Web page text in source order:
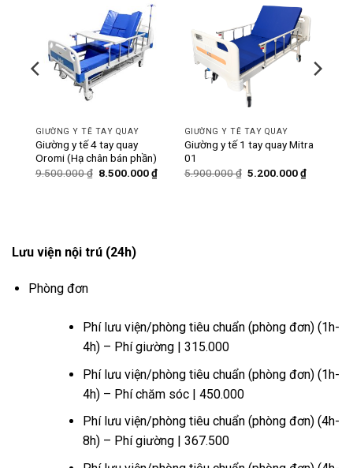
GIƯỜNG Y TẾ TAY QUAY
Giường y tế 4 tay quay
Oromi (Hạ chân bán phần)
9.500.000₫ Giá
8.500.000₫Giá
hiện
GIƯỜNG Y TẾ TAY QUAY
Giường y tế 1 tay quay Mitra
01
5.900.000₫ Giá
5.200.000₫Giá
hiện
Lưu viện nội trú (24h)
Phòng đơn
Phí lưu viện/phòng tiêu chuẩn (phòng đơn) (1h-
4h) – Phí giường | 315.000
Phí lưu viện/phòng tiêu chuẩn (phòng đơn) (1h-
4h) – Phí chăm sóc | 450.000
Phí lưu viện/phòng tiêu chuẩn (phòng đơn) (4h-
8h) – Phí giường | 367.500